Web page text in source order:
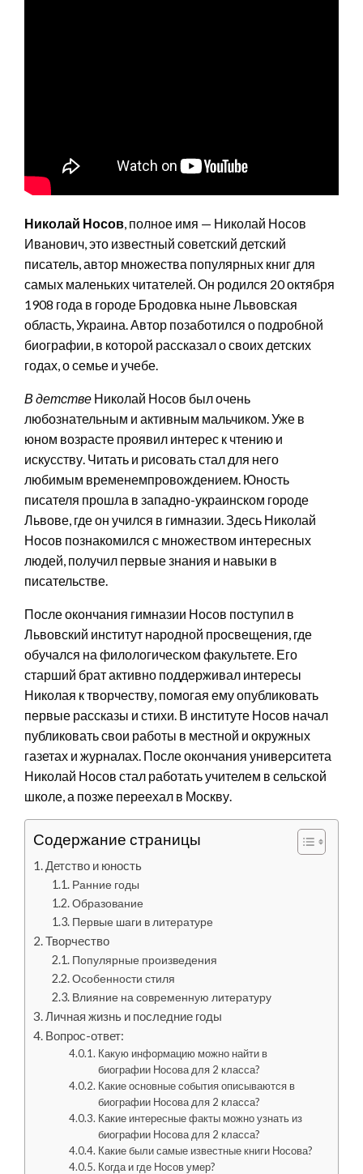
Николай Носов, полное имя — Николай Носов
Иванович, это известный советский детский
писатель, автор множества популярных книг для
самых маленьких читателей. Он родился 20 октября
1908 года в городе Бродовка ныне Львовская
область, Украина. Автор позаботился о подробной
биографии, в которой рассказал о своих детских
годах, о семье и учебе.
В детстве Николай Носов был очень
любознательным и активным мальчиком. Уже в
юном возрасте проявил интерес к чтению и
искусству. Читать и рисовать стал для него
любимым временемпровождением. Юность
писателя прошла в западно-украинском городе
Львове, где он учился в гимназии. Здесь Николай
Носов познакомился с множеством интересных
людей, получил первые знания и навыки в
писательстве.
После окончания гимназии Носов поступил в
Львовский институт народной просвещения, где
обучался на филологическом факультете. Его
старший брат активно поддерживал интересы
Николая к творчеству, помогая ему опубликовать
первые рассказы и стихи. В институте Носов начал
публиковать свои работы в местной и окружных
газетах и журналах. После окончания университета
Николай Носов стал работать учителем в сельской
школе, а позже переехал в Москву.
Содержание страницы
Детство и юность
Ранние годы
Образование
Первые шаги в литературе
Творчество
Популярные произведения
Особенности стиля
Влияние на современную литературу
Личная жизнь и последние годы
Вопрос-ответ:
Какую информацию можно найти в
биографии Носова для 2 класса?
Какие основные события описываются в
биографии Носова для 2 класса?
Какие интересные факты можно узнать из
биографии Носова для 2 класса?
Какие были самые известные книги Носова?
Когда и где Носов умер?